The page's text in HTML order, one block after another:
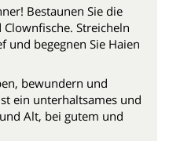
Bestaunen Sie die
Clownfische. Streicheln
und begegnen Sie Haien
bewundern und
ein unterhaltsames und
Alt, bei gutem und